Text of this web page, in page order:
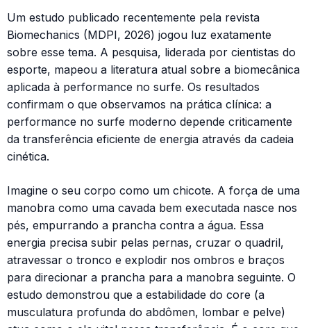
Um estudo publicado recentemente pela revista
Biomechanics (MDPI, 2026) jogou luz exatamente
sobre esse tema. A pesquisa, liderada por cientistas do
esporte, mapeou a literatura atual sobre a biomecânica
aplicada à performance no surfe. Os resultados
confirmam o que observamos na prática clínica: a
performance no surfe moderno depende criticamente
da transferência eficiente de energia através da cadeia
cinética.
Imagine o seu corpo como um chicote. A força de uma
manobra como uma cavada bem executada nasce nos
pés, empurrando a prancha contra a água. Essa
energia precisa subir pelas pernas, cruzar o quadril,
atravessar o tronco e explodir nos ombros e braços
para direcionar a prancha para a manobra seguinte. O
estudo demonstrou que a estabilidade do core (a
musculatura profunda do abdômen, lombar e pelve)